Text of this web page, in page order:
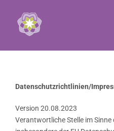
springen
Klassische Massage
Manuelle Lymphdrainage
Datenschutzrichtlinien/
Version 20.08.2023
Verantwortliche Stelle im